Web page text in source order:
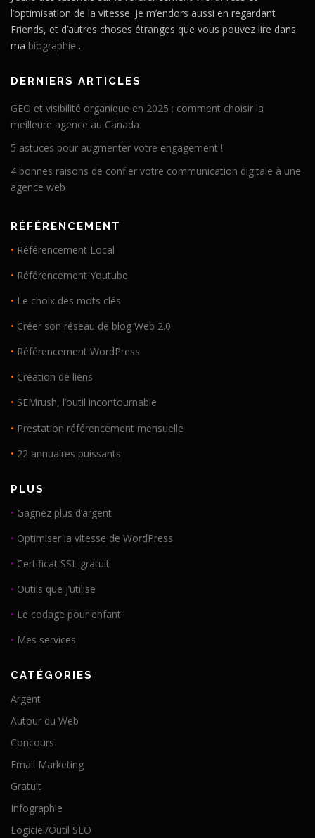
l’optimisation de la vitesse. Je m’endors aussi en regardant
Friends, et d’autres choses étranges que vous pouvez lire dans
ma biographie .
DERNIERS ARTICLES
GEO et visibilité organique en 2025 : comment choisir la
meilleure agence au Canada
5 astuces pour augmenter votre engagement !
4 bonnes raisons de confier votre communication digitale à une
agence web
RÉFÉRENCEMENT
• Référencement Local
• Référencement Youtube
• Le choix des mots clés
• Créer son réseau de blog Web 2.0
• Référencement WordPress
• Création de liens
• SEMrush, l’outil incontournable
• Prestation référencement mensuelle
• 22 annuaires puissants
PLUS
• Gagnez plus d’argent
• Optimiser la vitesse de WordPress
• Certificat SSL gratuit
• Outils que j’utilise
• Le codage pour enfant
• Mes services
CATÉGORIES
Argent
Autour du Web
Concours
Email Marketing
Gratuit
Infographie
Logiciel/Outil SEO